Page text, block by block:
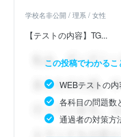
学校名非公開 / 理系 / 女性
【テストの内容】TG...
この投稿でわかるこ
WEBテストの内
各科目の問題数
通過者の対策方